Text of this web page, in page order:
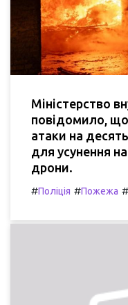
Міністерство
повідомило, що
атаки на десять
для усунення
дрони.
#Поліція #Пожежа #